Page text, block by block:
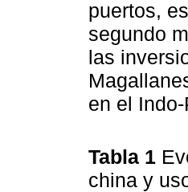
puertos,
segundo
las
en el
Tabla 1
china y